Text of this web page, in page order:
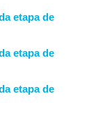
etapa de
etapa de
etapa de